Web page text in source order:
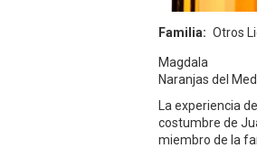
Familia Otros
Magdala
Naranjas del
La experiencia
costumbre de
miembro de la